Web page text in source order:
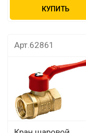
КУПИТЬ
Арт.62861